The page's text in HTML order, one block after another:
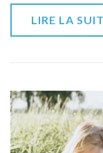
LIRE LA